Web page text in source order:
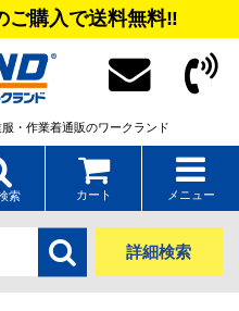
ご購入で送料無料‼
・作業着通販のワークランド
索 カート メニュー
詳細検索